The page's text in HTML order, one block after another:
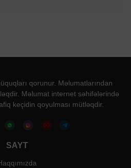
qorunur. Məlumatlarından
Məlumat internet səhifələrində
keçidin qoyulması mütləqdir.
SAYT